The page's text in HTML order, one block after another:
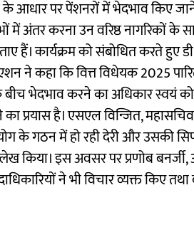
के आधार पर पेंशनरों में भेदभाव किए
अंतर करना उन वरिष्ठ नागरिकों के
हैं। कार्यक्रम को संबोधित करते हुए डी
ने कहा कि वित्त विधेयक 2025
भेदभाव करने का अधिकार स्वयं को
का प्रयास है। एसएल विन्जित,
गठन में हो रही देरी और उसकी
किया। इस अवसर पर प्रणोब
ने भी विचार व्यक्त किए तथा